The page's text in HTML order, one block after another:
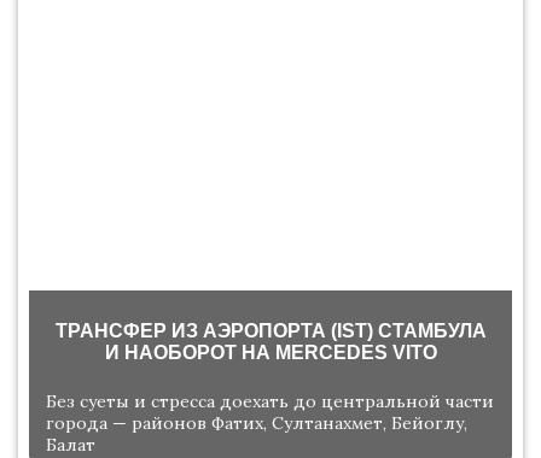
ТРАНСФЕР ИЗ АЭРОПОРТА (IST) СТАМБУЛА
И НАОБОРОТ НА MERCEDES VITO
Без суеты и стресса доехать до центральной части
города — районов Фатих, Султанахмет, Бейоглу,
Балат